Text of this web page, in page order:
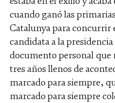
cuando ganó las
Catalunya para concurrir
candidata a la
documento personal que
tres años llenos de
marcado para siempre,
marcado para siempre